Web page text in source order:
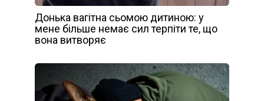
Донька вагітна сьомою дитиною: у
мене більше немає сил терпіти те, що
вона витворяє